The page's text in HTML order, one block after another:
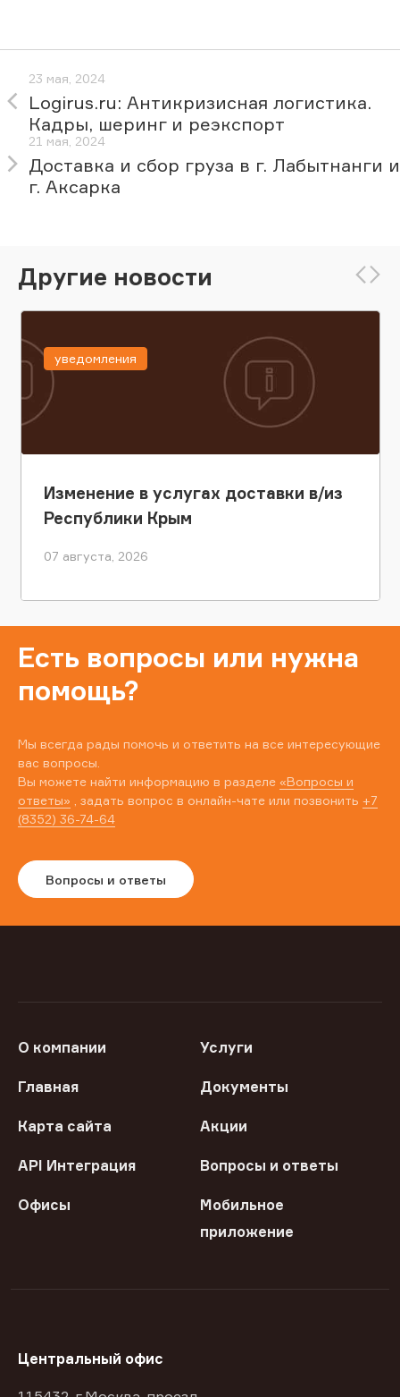
23 мая, 2024
Logirus.ru: Антикризисная логистика.
Кадры, шеринг и реэкспорт
21 мая, 2024
Доставка и сбор груза в г. Лабытнанги и
г. Аксарка
Другие новости
Изменение в услугах доставки в/из
Республики Крым
07 августа, 2026
уведомления
Есть вопросы или нужна
помощь?
Мы всегда рады помочь и ответить на все интересующие
вас вопросы.
Вы можете найти информацию в разделе «Вопросы и
ответы» , задать вопрос в онлайн-чате или позвонить +7
(8352) 36-74-64
Вопросы и ответы
О компании Услуги
Главная Документы
Карта сайта Акции
API Интеграция Вопросы и ответы
Офисы
Мобильное
приложение
Центральный офис